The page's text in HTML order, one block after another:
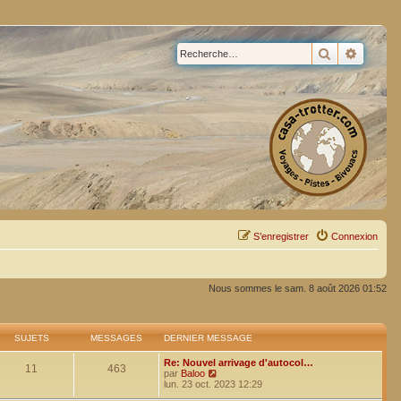
Rechercher
Connexion
S’enregistrer
Nous sommes le sam. 8 août 2026 01:52
SUJETS MESSAGES DERNIER MESSAGE
11 463
Re: Nouvel arrivage d'autocol…
par Baloo
o
lun. 23 oct. 2023 12:29